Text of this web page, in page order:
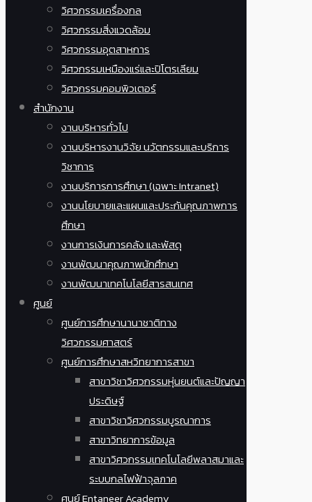
วิศวกรรมเครื่องกล
วิศวกรรมสิ่งแวดล้อม
วิศวกรรมอุตสาหการ
วิศวกรรมเหมืองแร่และปิโตรเลียม
วิศวกรรมคอมพิวเตอร์
สำนักงาน
งานบริหารทั่วไป
งานบริหารงานวิจัย นวัตกรรมและบริการ
วิชาการ
งานบริการการศึกษา (เฉพาะ Intranet)
งานนโยบายและแผนและประกันคุณภาพการ
ศึกษา
งานการเงินการคลัง และพัสดุ
งานพัฒนาคุณภาพนักศึกษา
งานพัฒนาเทคโนโลยีสารสนเทศ
ศูนย์
ศูนย์การศึกษานานาชาติทาง
วิศวกรรมศาสตร์
ศูนย์การศึกษาสหวิทยาการสาขา
สาขาวิชาวิศวกรรมหุ่นยนต์และปัญญา
ประดิษฐ์
สาขาวิชาวิศวกรรมบูรณาการ
สาขาวิทยาการข้อมูล
สาขาวิศวกรรมเทคโนโลยีพลาสมาและ
ระบบกลไฟฟ้าจุลภาค
ศูนย์ Entaneer Academy